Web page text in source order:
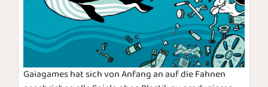
Gaiagames hat sich von Anfang an auf die Fahnen